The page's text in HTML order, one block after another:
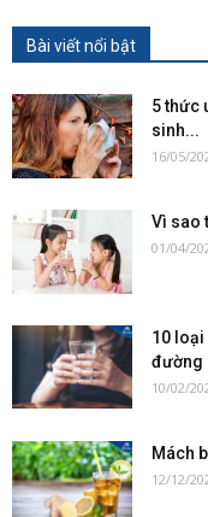
Bài viết nổi bật
5 thức
sinh...
16/05/
Vì sao
01/04/
10 loại
đường
10/02/
Mách
12/12/